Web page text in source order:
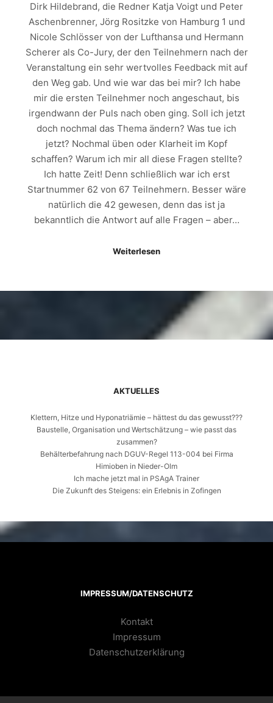
Dirk Hildebrand, die Redner Katja Voigt und Peter
Aschenbrenner, Jörg Rositzke von Hamburg 1 und
Nicole Schlösser von der Lufthansa und Hermann
Scherer als Co-Jury, der den Teilnehmern nach der
Veranstaltung ein sehr wertvolles Feedback mit auf
den Weg gab. Und wie war das bei mir? Ich habe
mir die ersten Teilnehmer noch angeschaut, bis
irgendwann der Puls nach oben ging. Soll ich jetzt
doch nochmal das Thema ändern? Was tue ich
jetzt? Nochmal üben oder Klarheit im Kopf
schaffen? Warum ich mir all diese Fragen stellte?
Ich hatte Zeit! Denn schließlich war ich erst
Startnummer 62 von 67 Teilnehmern. Besser wäre
natürlich die 42 gewesen, denn das ist ja
bekanntlich die Antwort auf alle Fragen – aber…
Weiterlesen
AKTUELLES
Klettern, Hitze und Hyponatriämie – hättest du das gewusst???
Baustelle, Organisation und Wertschätzung – wie passt das
zusammen?
Behälterbefahrung nach DGUV-Regel 113-004 bei Firma
Himioben in Nieder-Olm
Ich mache jetzt mal in PSAgA Trainer
Die Zukunft des Steigens: ein Erlebnis in Zofingen
IMPRESSUM/DATENSCHUTZ
Kontakt
Impressum
Datenschutzerklärung